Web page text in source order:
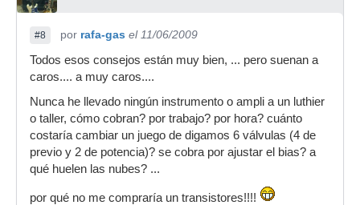
#8 por rafa-gas el 11/06/2009
Todos esos consejos están muy bien, ... pero suenan a
caros.... a muy caros....
Nunca he llevado ningún instrumento o ampli a un luthier
o taller, cómo cobran? por trabajo? por hora? cuánto
costaría cambiar un juego de digamos 6 válvulas (4 de
previo y 2 de potencia)? se cobra por ajustar el bias? a
qué huelen las nubes? ...
por qué no me compraría un transistores!!!!